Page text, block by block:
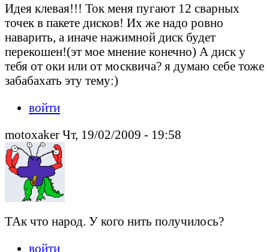
Идея клевая!!! Ток меня пугают 12 сварных
точек в пакете дисков! Их же надо ровно
наварить, а иначе нажимной диск будет
перекошен!(эт мое мнение конечно) А диск у
тебя от оки или от москвича? я думаю себе тоже
забабахать эту тему:)
войти
motoxaker Чт, 19/02/2009 - 19:58
ТАк что народ. У кого нить получилось?
войти